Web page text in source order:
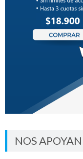
NOS APOYAN